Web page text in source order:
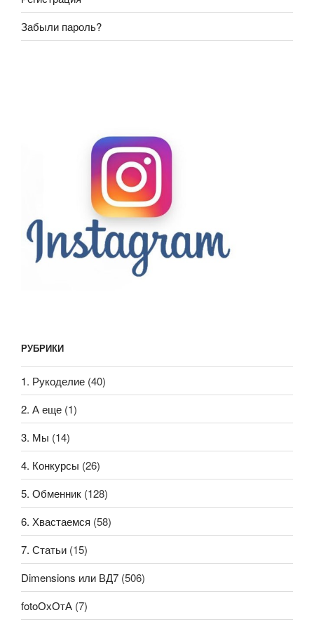
Забыли пароль?
РУБРИКИ
1. Рукоделие (40)
2. А еще (1)
3. Мы (14)
4. Конкурсы (26)
5. Обменник (128)
6. Хвастаемся (58)
7. Статьи (15)
Dimensions или ВД7 (506)
fotoОхОтА (7)